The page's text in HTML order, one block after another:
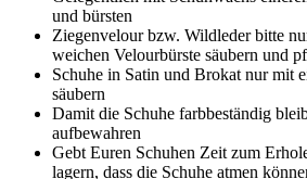
und bürsten
Ziegenvelour bzw. Wildleder bitte
weichen Velourbürste säubern und
Schuhe in Satin und Brokat nur mit
säubern
Damit die Schuhe farbbeständig
aufbewahren
Gebt Euren Schuhen Zeit zum
lagern, dass die Schuhe atmen